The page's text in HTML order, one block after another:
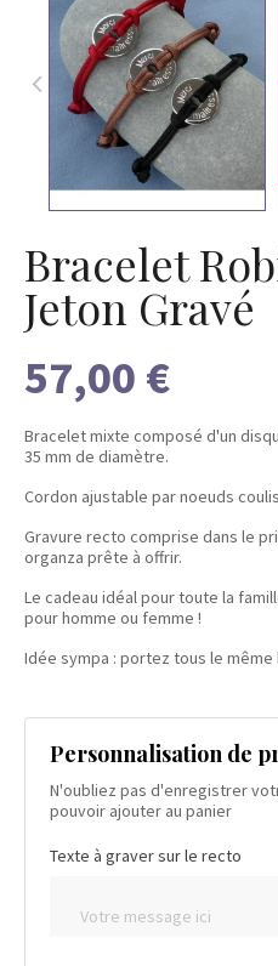
Bracelet
Jeton Gravé
57,00 €
Bracelet mixte composé d'un
35 mm de diamètre.
Cordon ajustable par noeuds
Gravure recto comprise dans le
organza prête à offrir.
Le cadeau idéal pour toute la
pour homme ou femme !
Idée sympa : portez tous le
Personnalisation de
N'oubliez pas d'enregistrer
pouvoir ajouter au panier
Texte à graver sur le recto